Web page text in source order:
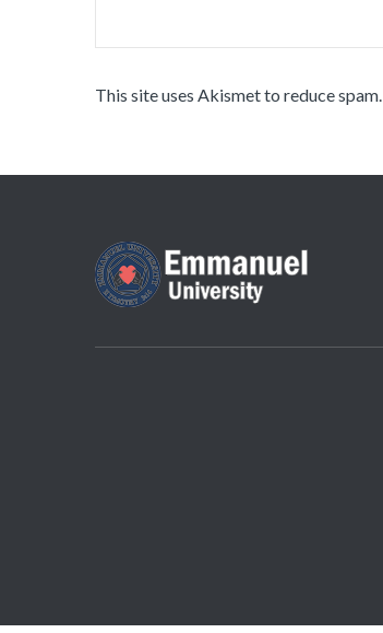
This site uses Akismet to reduce spam.